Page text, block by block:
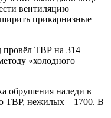
вентиляцию
прикарнизные
провёл ТВР на 314
«холодного
обрушения наледи в
ТВР, нежилых – 1700. В